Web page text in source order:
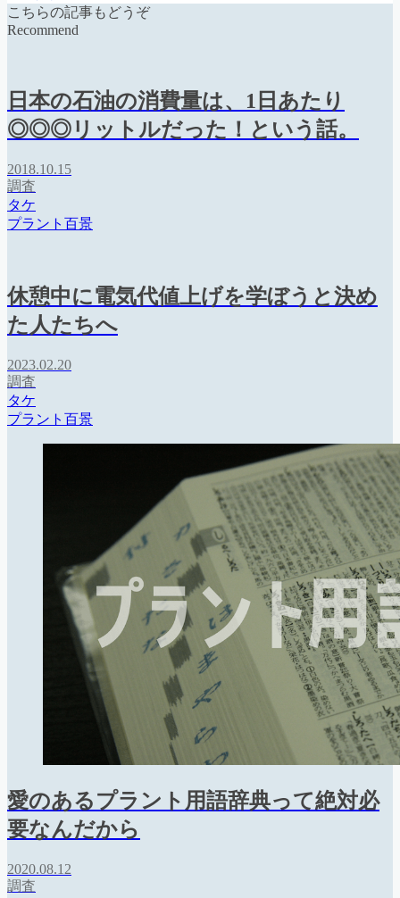
こちらの記事もどうぞ
Recommend
日本の石油の消費量は、1日あたり
◎◎◎リットルだった！という話。
2018.10.15
調査
タケ
プラント百景
休憩中に電気代値上げを学ぼうと決め
た人たちへ
2023.02.20
調査
タケ
プラント百景
愛のあるプラント用語辞典って絶対必
要なんだから
2020.08.12
調査